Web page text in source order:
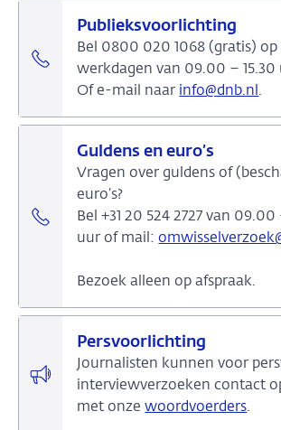
Publieksvoorlichting
Bel 0800 020 1068 (gratis) op
werkdagen van 09.00 – 15.30
Of e-mail naar info@dnb.nl .
Guldens en euro’s
Vragen over guldens of
euro’s?
Bel +31 20 524 2727 van 09.00
uur of mail:
Bezoek alleen op afspraak.
Persvoorlichting
Journalisten kunnen voor
interviewverzoeken contact
met onzewoordvoerders.